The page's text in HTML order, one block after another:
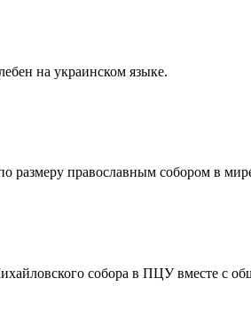
на украинском языке.
размеру православным собором в
собора в ПЦУ вместе с